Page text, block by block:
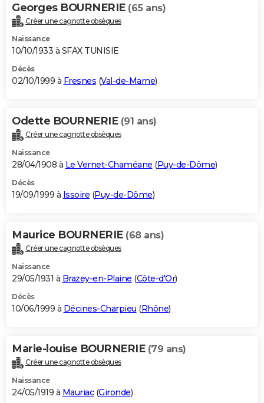
Georges BOURNERIE (65 ans)
Créer une cagnotte obsèques
Naissance
10/10/1933 à SFAX TUNISIE
Décès
02/10/1999 à Fresnes (Val-de-Marne)
Odette BOURNERIE (91 ans)
Créer une cagnotte obsèques
Naissance
28/04/1908 à Le Vernet-Chaméane (Puy-de-Dôme)
Décès
19/09/1999 à Issoire (Puy-de-Dôme)
Maurice BOURNERIE (68 ans)
Créer une cagnotte obsèques
Naissance
29/05/1931 à Brazey-en-Plaine (Côte-d'Or)
Décès
10/06/1999 à Décines-Charpieu (Rhône)
Marie-louise BOURNERIE (79 ans)
Créer une cagnotte obsèques
Naissance
24/05/1919 à Mauriac(Gironde)